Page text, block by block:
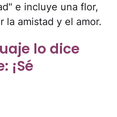
e incluye una flor,
la amistad y el amor.
lo dice
¡Sé